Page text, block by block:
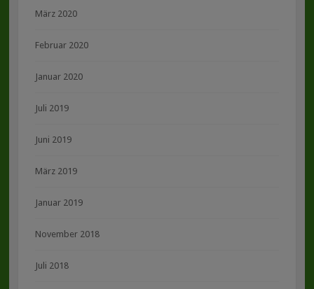
März 2020
Februar 2020
Januar 2020
Juli 2019
Juni 2019
März 2019
Januar 2019
November 2018
Juli 2018